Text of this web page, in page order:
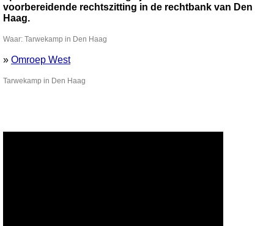
voorbereidende rechtszitting in de rechtbank van Den
Haag.
Waar: Tarwekamp in Den Haag
» Omroep West
Tarwekamp in Den Haag